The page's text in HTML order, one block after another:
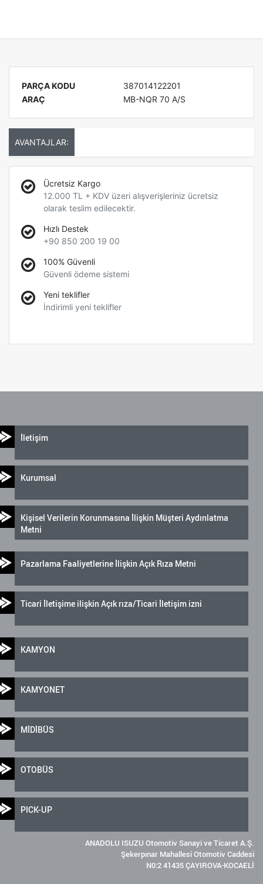
PARÇA KODU
387014122201
ARAÇ
MB-NQR 70 A/S
AVANTAJLAR:
Ücretsiz Kargo
12.000 TL + KDV üzeri alışverişleriniz ücretsiz
olarak teslim edilecektir.
Hızlı Destek
+90 850 200 19 00
100% Güvenli
Güvenli ödeme sistemi
Yeni teklifler
İndirimli yeni teklifler
İletişim
Kurumsal
Kişisel Verilerin Korunmasına İlişkin Müşteri Aydınlatma
Metni
Pazarlama Faaliyetlerine İlişkin Açık Rıza Metni
Ticari İletişime ilişkin Açık rıza/Ticari İletişim izni
KAMYON
KAMYONET
MİDİBÜS
OTOBÜS
PICK-UP
ANADOLU ISUZU Otomotiv Sanayi ve Ticaret A.Ş.
Şekerpınar Mahallesi Otomotiv Caddesi
N0:2 41435 ÇAYIROVA-KOCAELİ